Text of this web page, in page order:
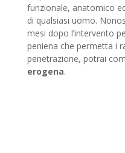
funzionale, anatomico
di qualsiasi uomo.
mesi dopo l’intervento
peniena che permetta i
penetrazione, potrai
erogena.